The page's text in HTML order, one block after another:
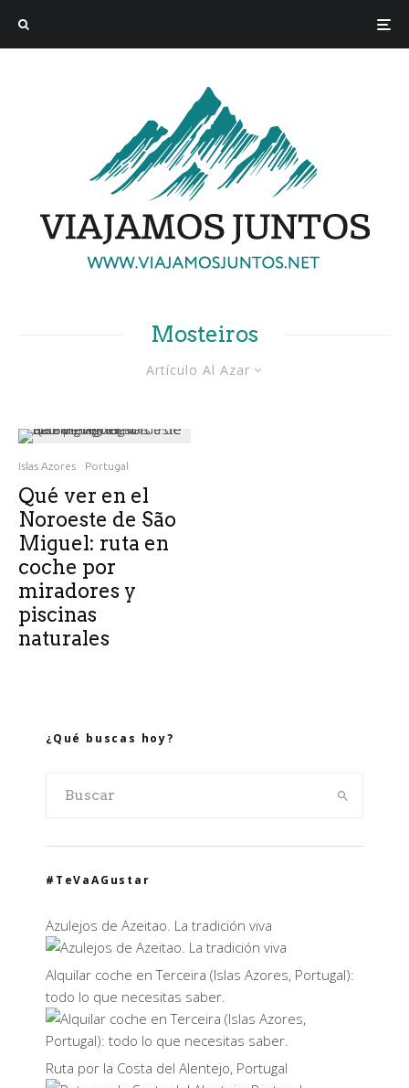
Mosteiros
Artículo Al Azar
Islas Azores Portugal
Qué ver en el
Noroeste de São
Miguel: ruta en
coche por
miradores y
piscinas
naturales
¿Qué buscas hoy?
#TeVaAGustar
Azulejos de Azeitao. La tradición viva
Alquilar coche en Terceira (Islas Azores, Portugal):
todo lo que necesitas saber.
Ruta por la Costa del Alentejo, Portugal